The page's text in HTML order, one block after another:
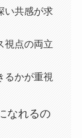
い共感が求
視点の両立
かが重視
なれるの